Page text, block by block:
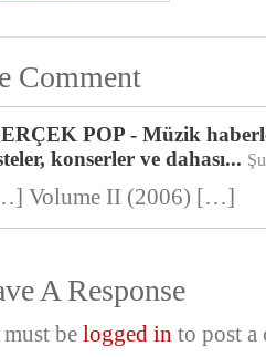
Comment
POP - Müzik
konserler ve dahası...
Volume II (2006) […]
A Response
be logged in to post a